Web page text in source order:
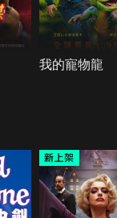
我的寵物龍